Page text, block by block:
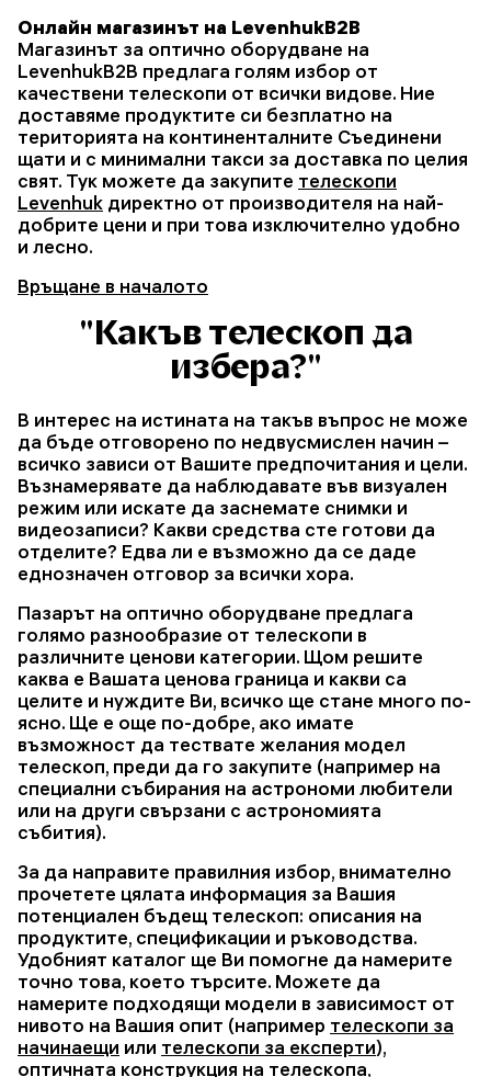
Онлайн магазинът на LevenhukB2B
Магазинът за оптично оборудване на
LevenhukB2B предлага голям избор от
качествени телескопи от всички видове. Ние
доставяме продуктите си безплатно на
територията на континенталните Съединени
щати и с минимални такси за доставка по целия
свят. Тук можете да закупите телескопи
Levenhuk директно от производителя на най-
добрите цени и при това изключително удобно
и лесно.
Връщане в началото
"Какъв телескоп да
избера?"
В интерес на истината на такъв въпрос не може
да бъде отговорено по недвусмислен начин –
всичко зависи от Вашите предпочитания и цели.
Възнамерявате да наблюдавате във визуален
режим или искате да заснемате снимки и
видеозаписи? Какви средства сте готови да
отделите? Едва ли е възможно да се даде
еднозначен отговор за всички хора.
Пазарът на оптично оборудване предлага
голямо разнообразие от телескопи в
различните ценови категории. Щом решите
каква е Вашата ценова граница и какви са
целите и нуждите Ви, всичко ще стане много по-
ясно. Ще е още по-добре, ако имате
възможност да тествате желания модел
телескоп, преди да го закупите (например на
специални събирания на астрономи любители
или на други свързани с астрономията
събития).
За да направите правилния избор, внимателно
прочетете цялата информация за Вашия
потенциален бъдещ телескоп: описания на
продуктите, спецификации и ръководства.
Удобният каталог ще Ви помогне да намерите
точно това, което търсите. Можете да
намерите подходящи модели в зависимост от
нивото на Вашия опит (например телескопи за
начинаещи или телескопи за експерти),
оптичната конструкция на телескопа,